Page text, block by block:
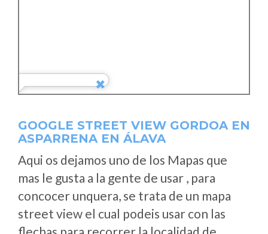
GOOGLE STREET VIEW GORDOA EN
ASPARRENA EN ÁLAVA
Aqui os dejamos uno de los Mapas que
mas le gusta a la gente de usar , para
concocer unquera, se trata de un mapa
street view el cual podeis usar con las